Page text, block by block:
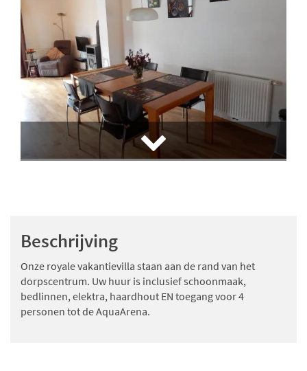
Beschrijving
Onze royale vakantievilla staan aan de rand van het
dorpscentrum. Uw huur is inclusief schoonmaak,
bedlinnen, elektra, haardhout EN toegang voor 4
personen tot de AquaArena.